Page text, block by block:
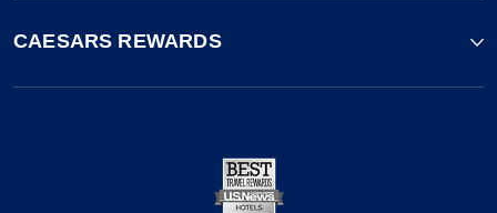
CAESARS REWARDS